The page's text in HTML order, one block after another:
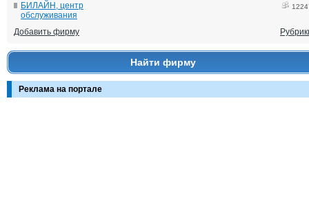
БИЛАЙН, центр
обслуживания
Добавить фирму
Найти фирму
Реклама на портале